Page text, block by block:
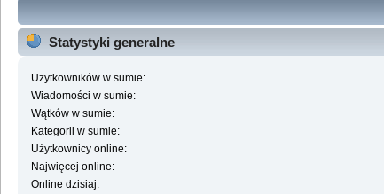
Statystyki generalne
Użytkowników w sumie:
Wiadomości w sumie:
Wątków w sumie:
Kategorii w sumie:
Użytkownicy online:
Najwięcej online:
Online dzisiaj: